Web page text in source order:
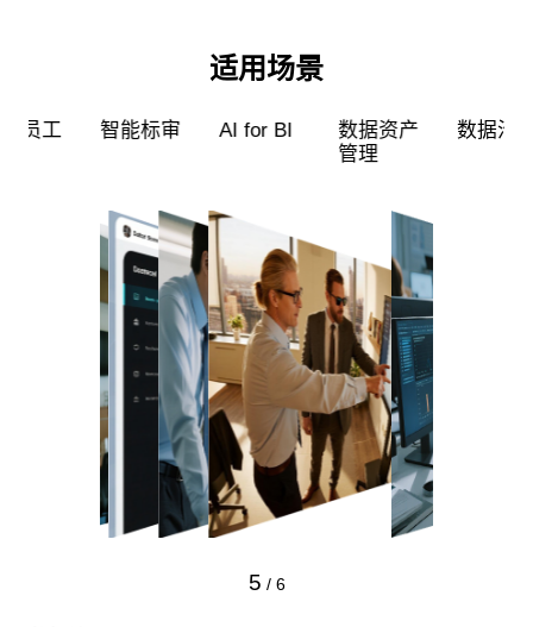
适用场景
智能标审 AI for BI
数据资产
数据治理
5 / 6